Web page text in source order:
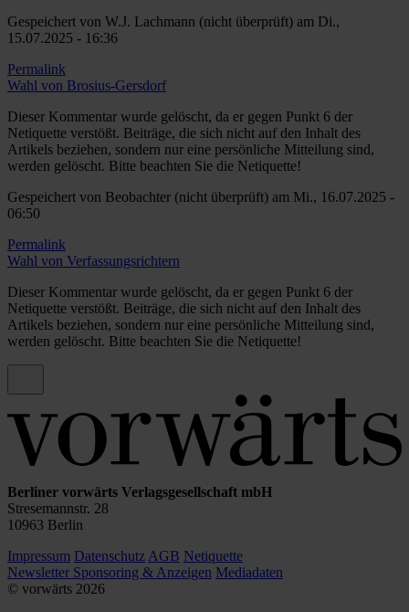
Gespeichert von W.J. Lachmann (nicht überprüft) am Di.,
15.07.2025 - 16:36
Permalink
Wahl von Brosius-Gersdorf
Dieser Kommentar wurde gelöscht, da er gegen Punkt 6 der
Netiquette verstößt. Beiträge, die sich nicht auf den Inhalt des
Artikels beziehen, sondern nur eine persönliche Mitteilung sind,
werden gelöscht. Bitte beachten Sie die Netiquette!
Gespeichert von Beobachter (nicht überprüft) am Mi., 16.07.2025 -
06:50
Permalink
Wahl von Verfassungsrichtern
Dieser Kommentar wurde gelöscht, da er gegen Punkt 6 der
Netiquette verstößt. Beiträge, die sich nicht auf den Inhalt des
Artikels beziehen, sondern nur eine persönliche Mitteilung sind,
werden gelöscht. Bitte beachten Sie die Netiquette!
Berliner vorwärts Verlagsgesellschaft mbH
Stresemannstr. 28
10963 Berlin
Impressum Datenschutz AGB Netiquette
Newsletter Sponsoring & Anzeigen Mediadaten
© vorwärts 2026